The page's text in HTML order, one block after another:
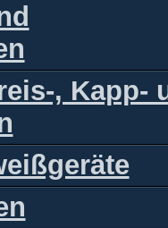
, Kapp-